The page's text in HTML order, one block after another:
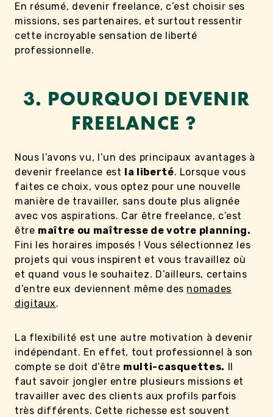
En résumé, devenir freelance, c’est choisir ses
missions, ses partenaires, et surtout ressentir
cette incroyable sensation de liberté
professionnelle.
3. POURQUOI DEVENIR
FREELANCE ?
Nous l’avons vu, l’un des principaux avantages à
devenir freelance est la liberté. Lorsque vous
faites ce choix, vous optez pour une nouvelle
manière de travailler, sans doute plus alignée
avec vos aspirations. Car être freelance, c’est
être maître ou maîtresse de votre planning.
Fini les horaires imposés ! Vous sélectionnez les
projets qui vous inspirent et vous travaillez où
et quand vous le souhaitez. D’ailleurs, certains
d’entre eux deviennent même des nomades
digitaux.
La flexibilité est une autre motivation à devenir
indépendant. En effet, tout professionnel à son
compte se doit d’être multi-casquettes. Il
faut savoir jongler entre plusieurs missions et
travailler avec des clients aux profils parfois
très différents. Cette richesse est souvent